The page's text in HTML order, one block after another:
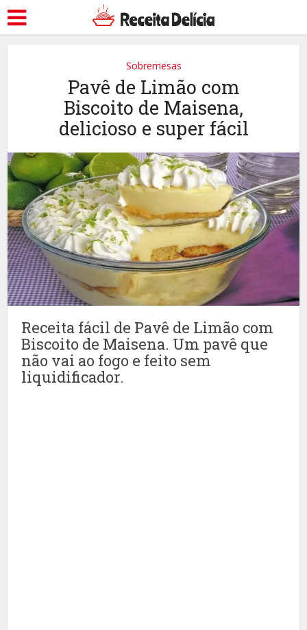
Sobremesas
Pavê de Limão com
Biscoito de Maisena,
delicioso e super fácil
Receita fácil de Pavê de Limão com
Biscoito de Maisena. Um pavê que
não vai ao fogo e feito sem
liquidificador.